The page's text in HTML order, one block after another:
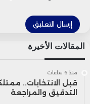
المقالات الأخيرة
منذ 6 ساعات
قبل الانتخابات..
التدقيق والمراجعة